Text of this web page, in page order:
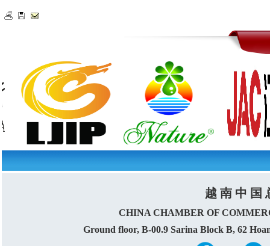
越 南 中 国
CHINA CHAMBER OF
Ground floor, B-00.9 Sarina Block B, 62